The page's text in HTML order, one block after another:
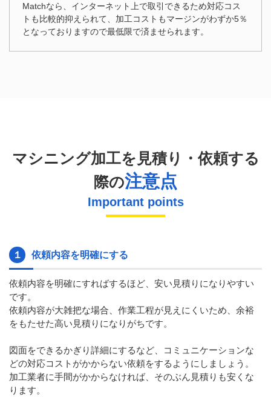
Matchなら、インターネット上で取引できるため対応コス
トも比較的抑えられて、加工コストもマージンがわずか5％
となっておりますので最低限で済ませられます。
マシニング加工を見積り・依頼する
際の注意点
Important points
１ 依頼内容を明確にする
依頼内容を明確にすればするほど、安い見積りになりやすい
です。
依頼内容が大雑把な場合、作業工程が見えにくいため、余裕
をもたせた高い見積りになりがちです。
図面をできるかぎり詳細にするなど、コミュニケーションな
どの対応コストがかからない依頼をするようにしましょう。
加工業者に手間がかからなければ、そのぶん見積りも安くな
ります。